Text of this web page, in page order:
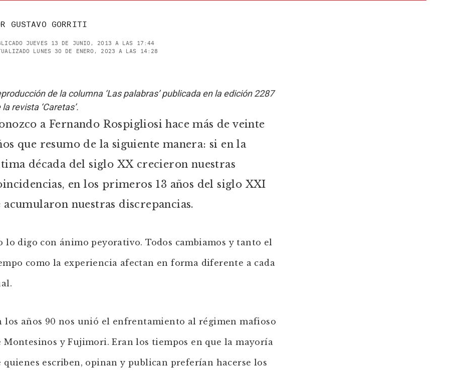
GUSTAVO GORRITI
JUEVES 13 DE JUNIO, 2013 A LAS 17:44
LUNES 30 DE ENERO, 2023 A LAS 14:28
de la columna ‘Las palabras’ publicada en la edición 2287
la revista ‘Caretas’.
a Fernando Rospigliosi hace más de veinte
que resumo de la siguiente manera: si en la
década del siglo XX crecieron nuestras
en los primeros 13 años del siglo XXI
acumularon nuestras discrepancias.
lo digo con ánimo peyorativo. Todos cambiamos y tanto el
como la experiencia afectan en forma diferente a cada
los años 90 nos unió el enfrentamiento al régimen mafioso
Montesinos y Fujimori. Eran los tiempos en que la mayoría
quienes escriben, opinan y publican preferían hacerse los